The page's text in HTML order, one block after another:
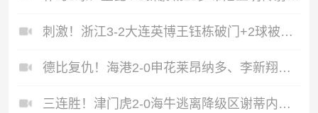
刺激！浙江3-2大连英博王钰栋破门+2球被吹毛伟杰世界波难救主
德比复仇！海港2-0申花莱昂纳多、李新翔破门海港排名反超申花
三连胜！津门虎2-0海牛逃离降级区谢蒂内、基莱斯破门